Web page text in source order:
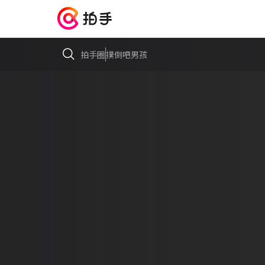
拍手圈撲倒吧男孩